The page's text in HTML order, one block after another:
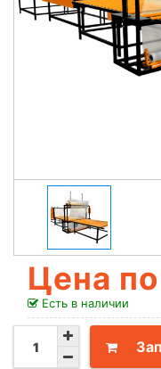
Цена
Есть в наличии